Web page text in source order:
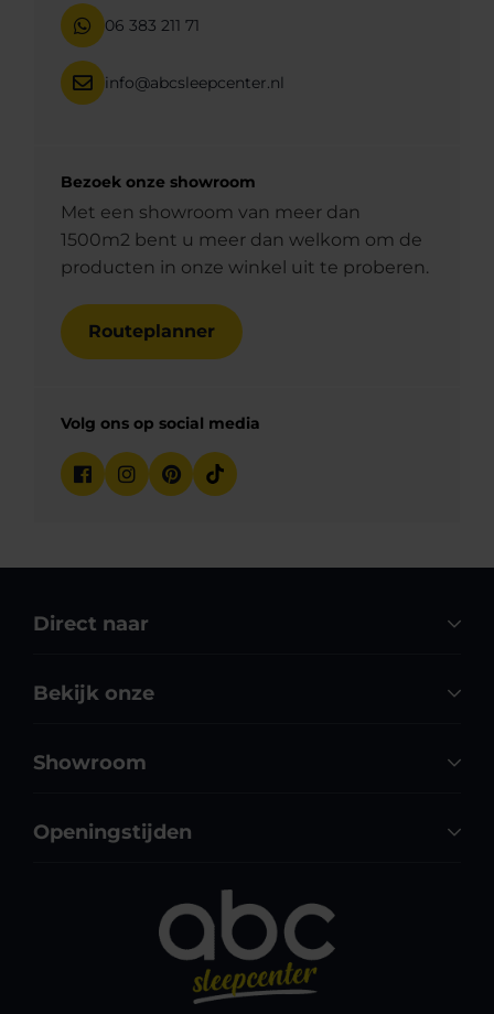
06 383 211 71
info@abcsleepcenter.nl
Bezoek onze showroom
Met een showroom van meer dan
1500m2 bent u meer dan welkom om de
producten in onze winkel uit te proberen.
Routeplanner
Volg ons op social media
Direct naar
Bekijk onze
Showroom
Openingstijden